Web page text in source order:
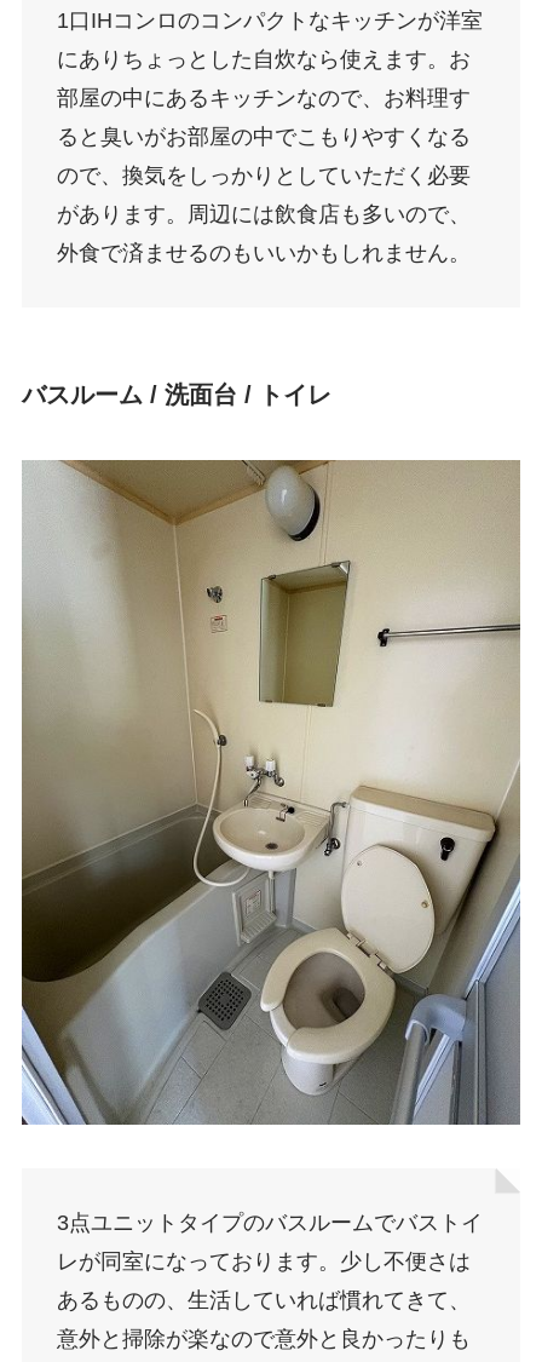
1口IHコンロのコンパクトなキッチンが洋室
にありちょっとした自炊なら使えます。お
部屋の中にあるキッチンなので、お料理す
ると臭いがお部屋の中でこもりやすくなる
ので、換気をしっかりとしていただく必要
があります。周辺には飲食店も多いので、
外食で済ませるのもいいかもしれません。
バスルーム / 洗面台 / トイレ
3点ユニットタイプのバスルームでバストイ
レが同室になっております。少し不便さは
あるものの、生活していれば慣れてきて、
意外と掃除が楽なので意外と良かったりも